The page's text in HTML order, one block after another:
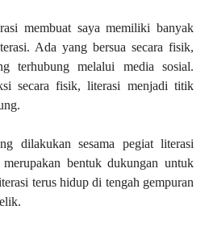
membuat saya memiliki banyak
Ada yang bersua secara fisik,
terhubung melalui media sosial.
secara fisik, literasi menjadi titik
dilakukan sesama pegiat literasi
bentuk dukungan untuk
terus hidup di tengah gempuran